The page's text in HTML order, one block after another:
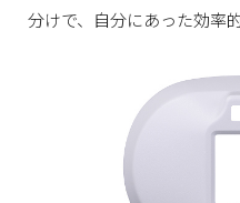
分けで、自分にあった効率